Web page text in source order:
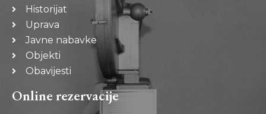
Historijat
Uprava
Javne nabavke
Objekti
Obavijesti
Online rezervacije